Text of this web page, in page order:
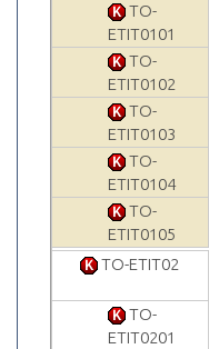
TO-
ETIT0101
TO-
ETIT0102
TO-
ETIT0103
TO-
ETIT0104
TO-
ETIT0105
TO-ETIT02
TO-
ETIT0201